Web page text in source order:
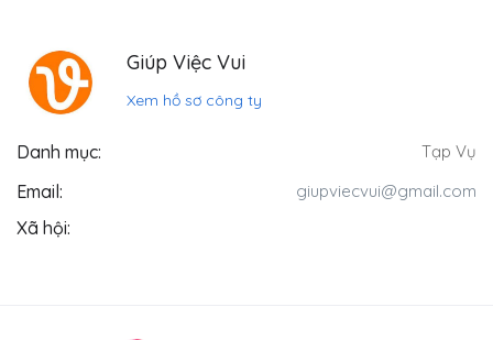
Giúp Việc Vui
Xem hồ sơ công ty
Danh mục: Tạp Vụ
Email: giupviecvui@gmail.com
Xã hội: